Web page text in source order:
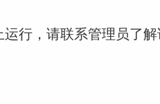
行，请联系管理员了